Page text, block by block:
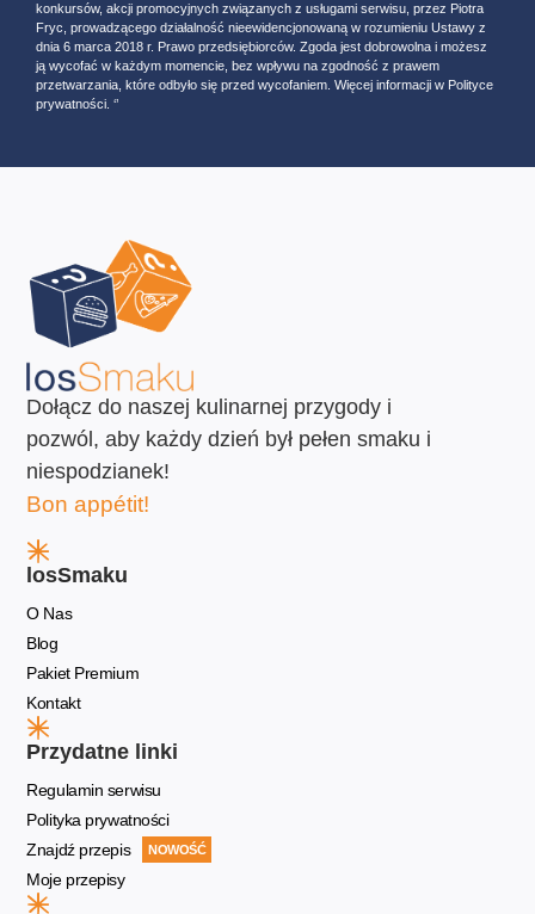
konkursów, akcji promocyjnych związanych z usługami serwisu, przez Piotra
Fryc, prowadzącego działalność nieewidencjonowaną w rozumieniu Ustawy z
dnia 6 marca 2018 r. Prawo przedsiębiorców. Zgoda jest dobrowolna i możesz
ją wycofać w każdym momencie, bez wpływu na zgodność z prawem
przetwarzania, które odbyło się przed wycofaniem. Więcej informacji w Polityce
prywatności. ‘’
Dołącz do naszej kulinarnej przygody i
pozwól, aby każdy dzień był pełen smaku i
niespodzianek!
Bon appétit!
losSmaku
O Nas
Blog
Pakiet Premium
Kontakt
Przydatne linki
Regulamin serwisu
Polityka prywatności
Znajdź przepis
NOWOŚĆ
Moje przepisy